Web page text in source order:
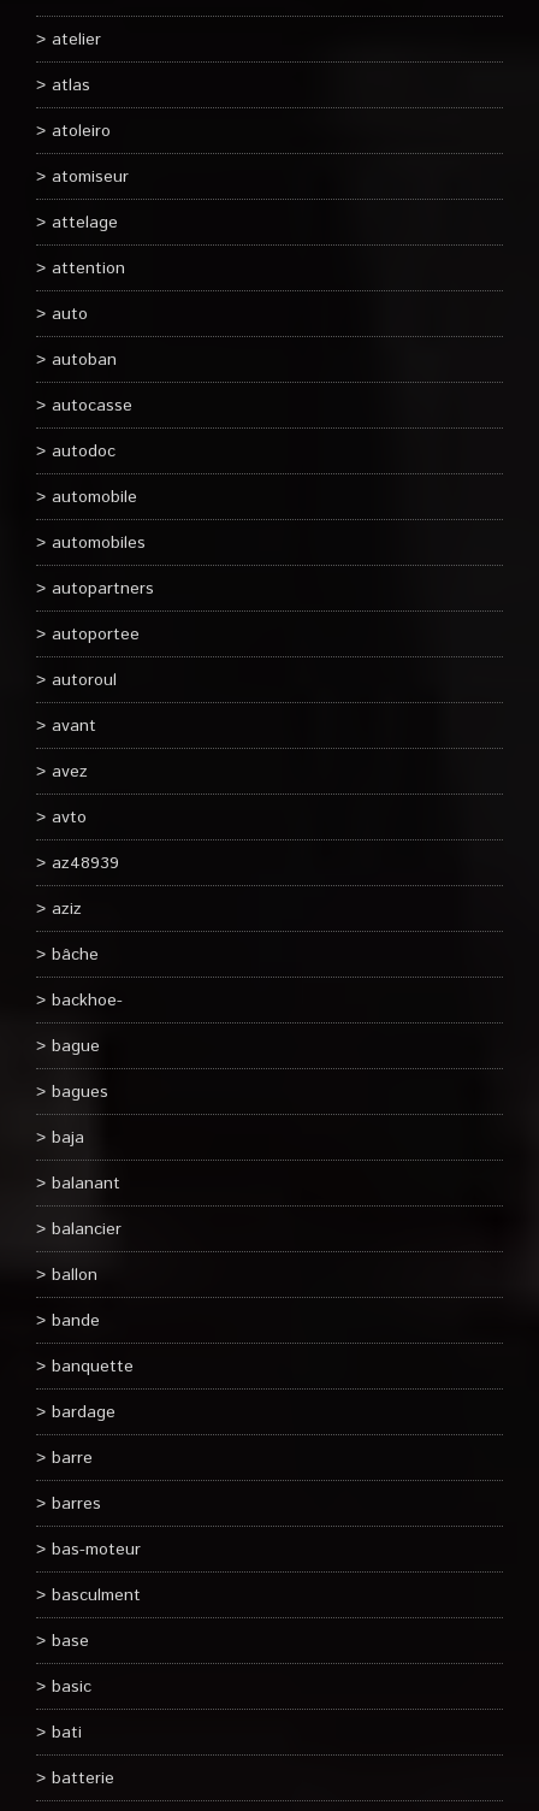
atelier
atlas
atoleiro
atomiseur
attelage
attention
auto
autoban
autocasse
autodoc
automobile
automobiles
autopartners
autoportee
autoroul
avant
avez
avto
az48939
aziz
bâche
backhoe-
bague
bagues
baja
balanant
balancier
ballon
bande
banquette
bardage
barre
barres
bas-moteur
basculment
base
basic
bati
batterie